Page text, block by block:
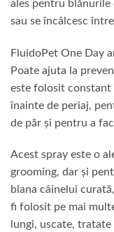
ales pentru blănurile
sau se încâlcesc
FluidoPet One Day
Poate ajuta la
este folosit
înainte de periaj,
de păr și pentru a
Acest spray este o
grooming, dar și
blana câinelui
fi folosit pe mai
lungi, uscate,